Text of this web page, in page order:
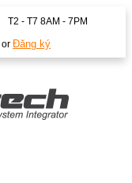
T2 - T7 8AM - 7PM
or Đăng ký